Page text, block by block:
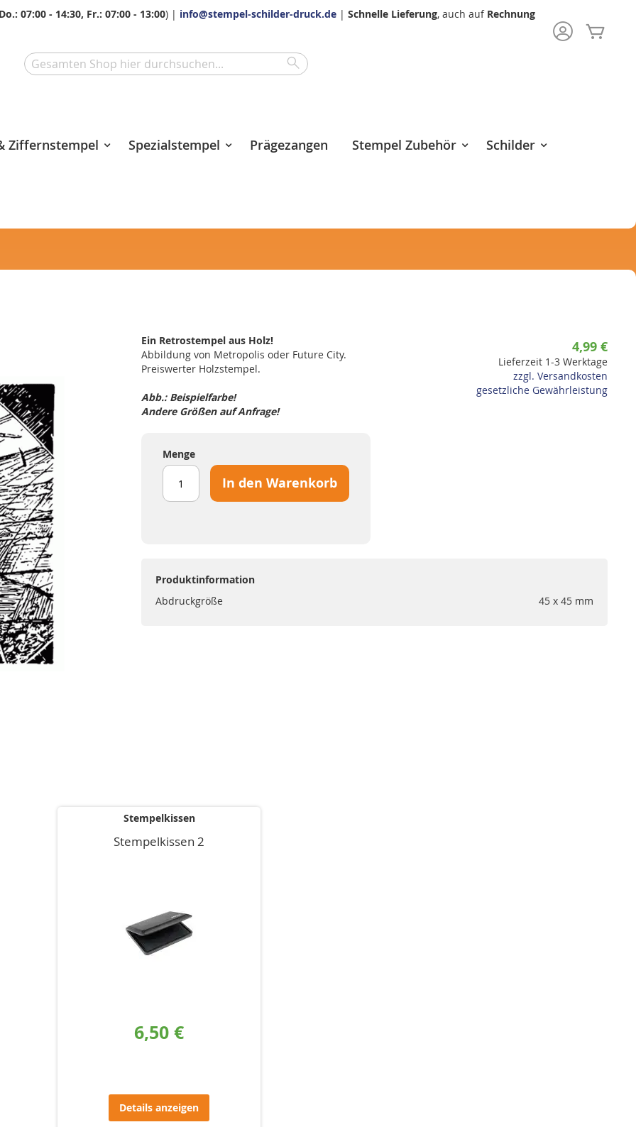
07:00 - 14:30, Fr.: 07:00 - 13:00) | info@stempel-schilder-druck.de | Schnelle Lieferung, auch auf Rechnung
Search
Ziffernstempel Spezialstempel Prägezangen Stempel Zubehör Schilder
4,99 €
Lieferzeit 1-3 Werktage
zzgl. Versandkosten
gesetzliche Gewährleistung
Ein Retrostempel aus Holz!
Abbildung von Metropolis oder Future City.
Preiswerter Holzstempel.
Abb.: Beispielfarbe!
Andere Größen auf Anfrage!
Menge
In den Warenkorb
Produktinformation
Abdruckgröße
45 x 45 mm
Stempelkissen
Stempelkissen 2
6,50 €
Details anzeigen